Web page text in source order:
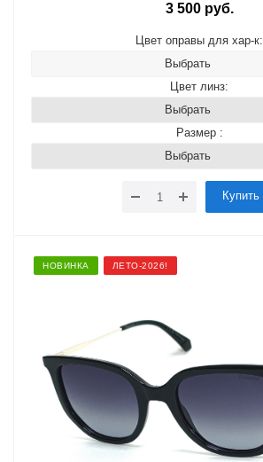
3 500 руб.
Цвет оправы для хар-к:
Выбрать
Цвет линз:
Выбрать
Размер :
Выбрать
Купить
НОВИНКА ЛЕТО-2026!